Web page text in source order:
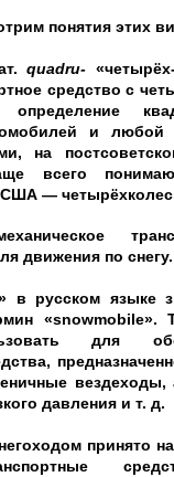
понятия этих
quadru-
средство с
и любой
на
всего
США —
движения по снегу.
в русском языке
«snowmobile».
для
давления и т. д.
принято